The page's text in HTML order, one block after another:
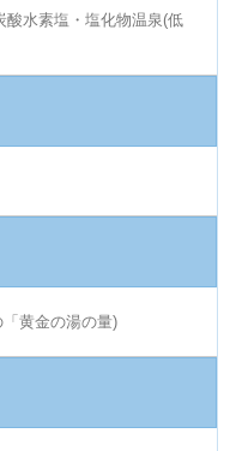
酸水素塩・塩化物温泉(低
黄金の湯の量)